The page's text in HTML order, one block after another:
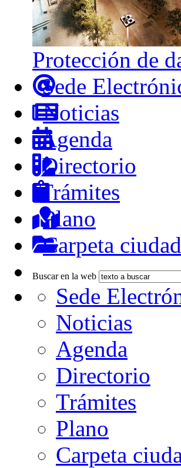
Protección de
Sede
Noticias
Agenda
Directorio
Trámites
Plano
Carpeta
Buscar en la web
Sede
Noticias
Agenda
Directorio
Trámites
Plano
Carpeta